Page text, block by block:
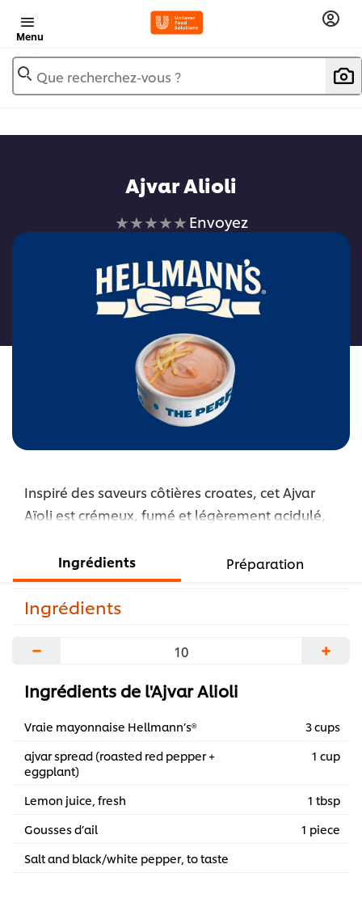
Menu
Que recherchez-vous ?
Ajvar Alioli
Aucune
soumise
pour
ce
recipe
Envoyez
Inspiré des saveurs côtières croates, cet Ajvar
Aïoli est crémeux, fumé et légèrement acidulé,
grillé qui ajoute instantanément de la
profondeur et de la chaleur à chaque bouchée.
Ingrédients Préparation
Ingrédients
−
+
Ingrédients de l'Ajvar Alioli
Vraie mayonnaise Hellmann’s®
3 cups
ajvar spread (roasted red pepper +
eggplant)
1 cup
Lemon juice, fresh
1 tbsp
Gousses d’ail
1 piece
Salt and black/white pepper, to taste